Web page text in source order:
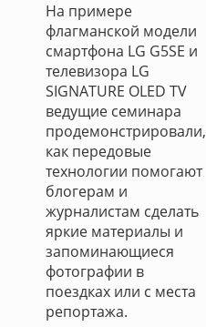
На примере
флагманской модели
смартфона LG G5SE и
телевизора LG
SIGNATURE OLED TV
ведущие семинара
продемонстрировали,
как передовые
технологии помогают
блогерам и
журналистам сделать
яркие материалы и
запоминающиеся
фотографии в
поездках или с места
репортажа.